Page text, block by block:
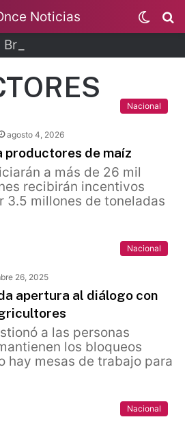
Switch
skin
Nacional
agosto 4, 2026
productores de maíz
a más de 26 mil
recibirán incentivos
3.5 millones de toneladas
Nacional
26, 2025
apertura al diálogo con
a las personas
los bloqueos
hay mesas de trabajo para
Nacional